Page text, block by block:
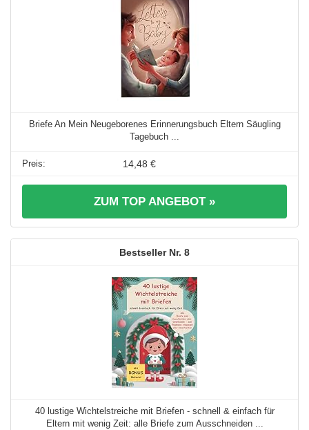
Briefe An Mein Neugeborenes Erinnerungsbuch Eltern Säugling
Tagebuch ...
14,48 €
ZUM TOP ANGEBOT »
8
40 lustige Wichtelstreiche mit Briefen - schnell & einfach für
Eltern mit wenig Zeit: alle Briefe zum Ausschneiden ...